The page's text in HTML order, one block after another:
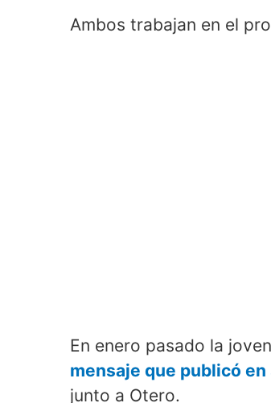
Ambos trabajan en el
En enero pasado la
mensaje que publicó en
junto a Otero.